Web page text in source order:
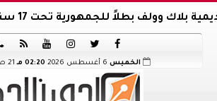
وولف بطلاً للجمهورية تحت 17 سنة





الخميس 02:20 مـ 21 صفر 1448